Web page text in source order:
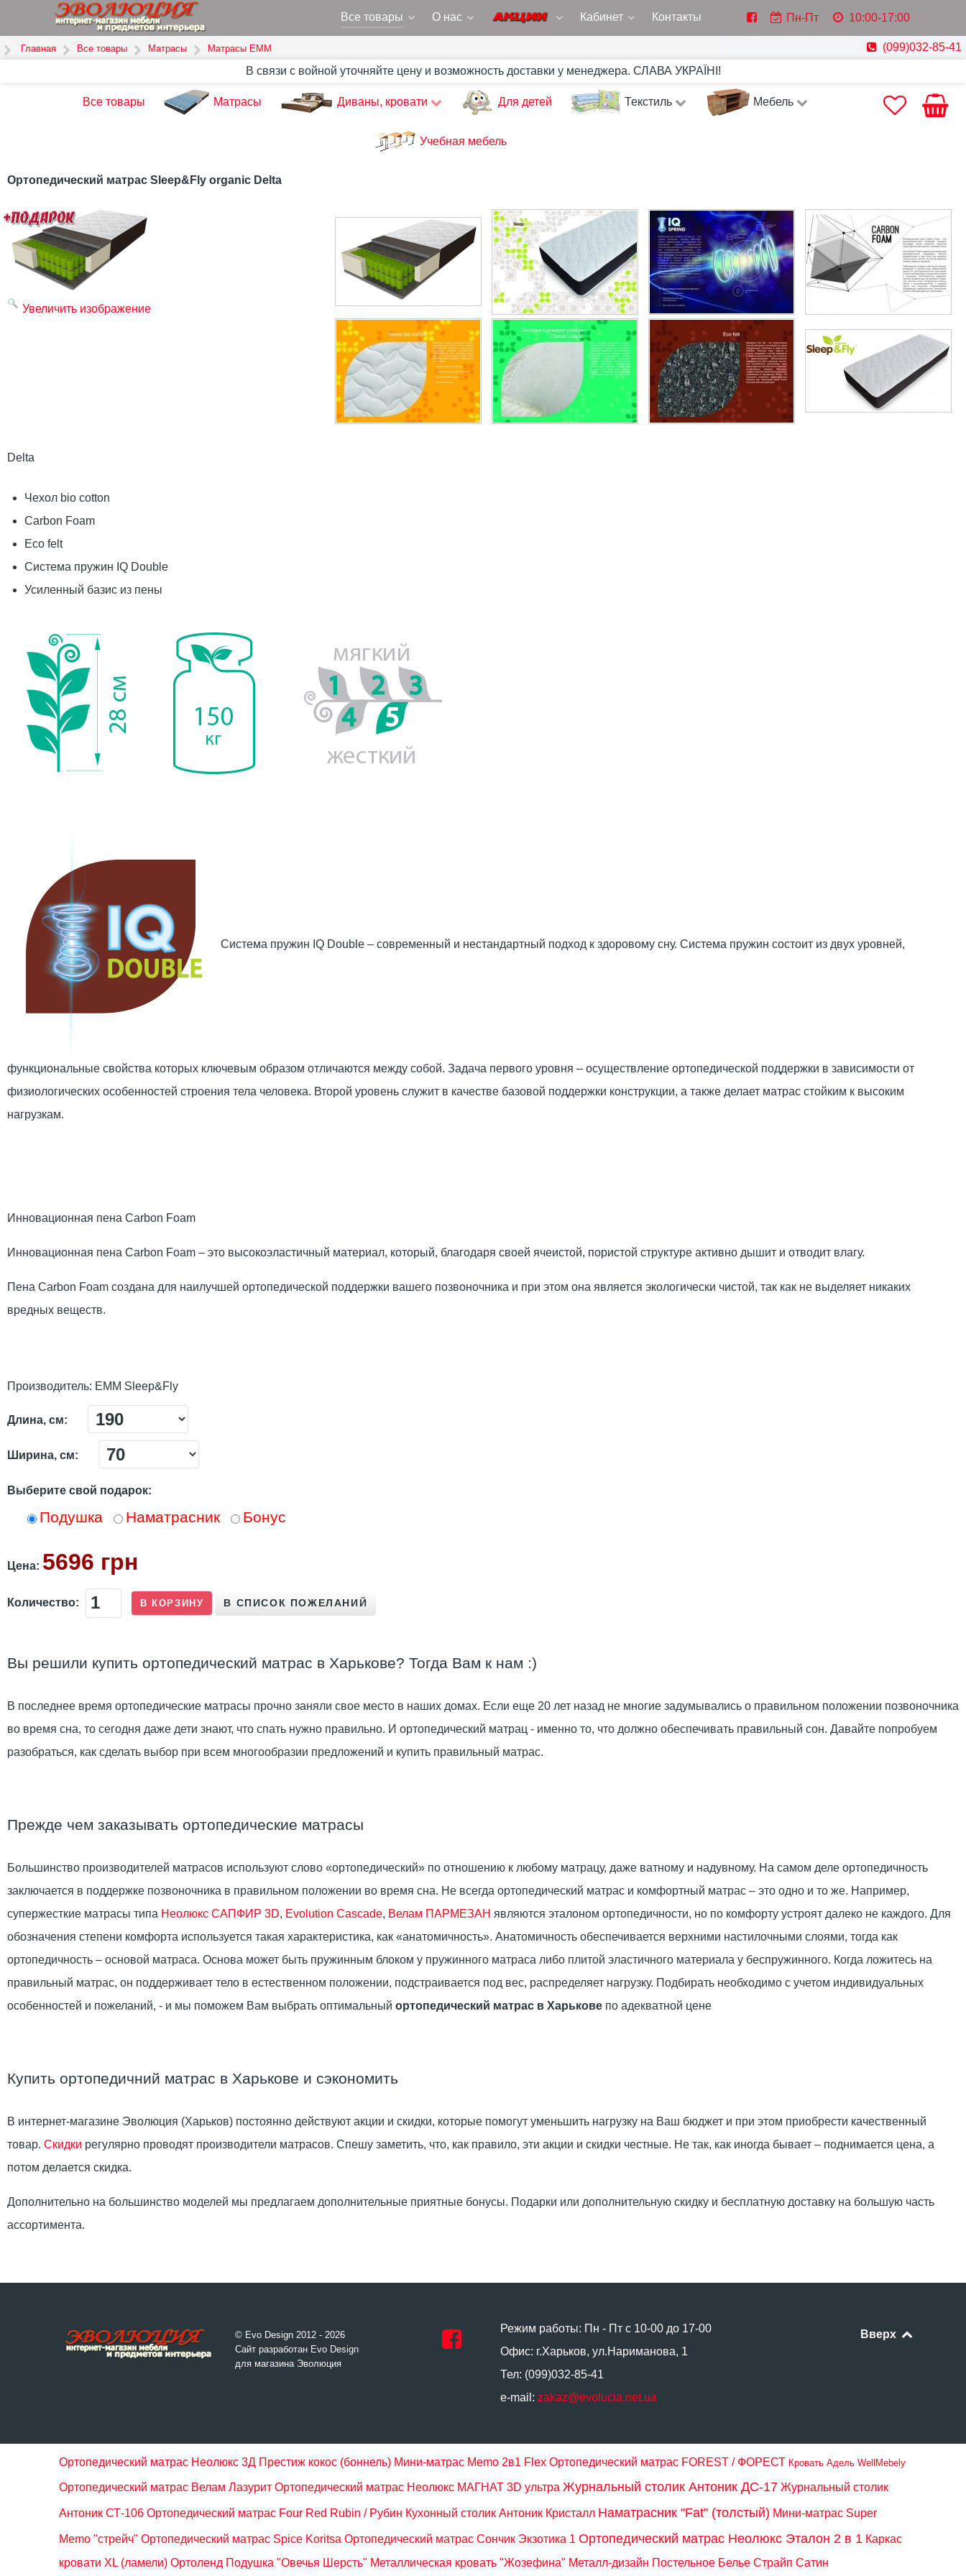
Все товары О нас Кабинет Контакты Пн-Пт 10:00-17:00
Главная Все товары Матрасы Матрасы ЕММ
(099)032-85-41
В связи с войной уточняйте цену и возможность доставки у менеджера. СЛАВА УКРАЇНІ!
Все товары Матрасы Диваны, кровати Для детей Текстиль Мебель
Учебная мебель
Ортопедический матрас Sleep&Fly organic Delta
Увеличить изображение
Delta
Чехол bio cotton
Carbon Foam
Eco felt
Система пружин IQ Double
Усиленный базис из пены
Система пружин IQ Double – современный и нестандартный подход к здоровому сну. Система пружин состоит из двух уровней,
функциональные свойства которых ключевым образом отличаются между собой. Задача первого уровня – осуществление ортопедической поддержки в зависимости от
физиологических особенностей строения тела человека. Второй уровень служит в качестве базовой поддержки конструкции, а также делает матрас стойким к высоким
нагрузкам.
Инновационная пена Carbon Foam
Инновационная пена Carbon Foam – это высокоэластичный материал, который, благодаря своей ячеистой, пористой структуре активно дышит и отводит влагу.
Пена Carbon Foam создана для наилучшей ортопедической поддержки вашего позвоночника и при этом она является экологически чистой, так как не выделяет никаких
вредных веществ.
Производитель: ЕММ Sleep&Fly
Длина, см:
Ширина, см:
Выберите свой подарок:
Подушка Наматрасник Бонус
Цена: 5696 грн
Количество:
Вы решили купить ортопедический матрас в Харькове? Тогда Вам к нам :)
В последнее время ортопедические матрасы прочно заняли свое место в наших домах. Если еще 20 лет назад не многие задумывались о правильном положении позвоночника
во время сна, то сегодня даже дети знают, что спать нужно правильно. И ортопедический матрац - именно то, что должно обеспечивать правильный сон. Давайте попробуем
разобраться, как сделать выбор при всем многообразии предложений и купить правильный матрас.
Прежде чем заказывать ортопедические матрасы
Большинство производителей матрасов используют слово «ортопедический» по отношению к любому матрацу, даже ватному и надувному. На самом деле ортопедичность
заключается в поддержке позвоночника в правильном положении во время сна. Не всегда ортопедический матрас и комфортный матрас – это одно и то же. Например,
супержесткие матрасы типа Неолюкс САПФИР 3D, Evolution Cascade, Велам ПАРМЕЗАН являются эталоном ортопедичности, но по комфорту устроят далеко не каждого. Для
обозначения степени комфорта используется такая характеристика, как «анатомичность». Анатомичность обеспечивается верхними настилочными слоями, тогда как
ортопедичность – основой матраса. Основа может быть пружинным блоком у пружинного матраса либо плитой эластичного материала у беспружинного. Когда ложитесь на
правильный матрас, он поддерживает тело в естественном положении, подстраивается под вес, распределяет нагрузку. Подбирать необходимо с учетом индивидуальных
особенностей и пожеланий, - и мы поможем Вам выбрать оптимальный ортопедический матрас в Харькове по адекватной цене
Купить ортопедичний матрас в Харькове и сэкономить
В интернет-магазине Эволюция (Харьков) постоянно действуют акции и скидки, которые помогут уменьшить нагрузку на Ваш бюджет и при этом приобрести качественный
товар. Скидки регулярно проводят производители матрасов. Спешу заметить, что, как правило, эти акции и скидки честные. Не так, как иногда бывает – поднимается цена, а
потом делается скидка.
Дополнительно на большинство моделей мы предлагаем дополнительные приятные бонусы. Подарки или дополнительную скидку и бесплатную доставку на большую часть
ассортимента.
© Evo Design 2012 - 2026
Сайт разработан Evo Design
для магазина Эволюция
Режим работы: Пн - Пт с 10-00 до 17-00
Офис: г.Харьков, ул.Нариманова, 1
Тел: (099)032-85-41
e-mail: zakaz@evolucia.net.ua
Вверх
Ортопедический матрас Неолюкс 3Д Преcтиж кокос (боннель) Мини-матрас Memo 2в1 Flex Ортопедический матрас FOREST / ФОРЕСТ Кровать Адель WellMebely
Ортопедический матрас Велам Лазурит Ортопедический матрас Неолюкс МАГНАТ 3D ультра Журнальный столик Антоник ДС-17 Журнальный столик
Антоник СТ-106 Ортопедический матрас Four Red Rubin / Рубин Кухонный столик Антоник Кристалл Наматрасник "Fat" (толстый) Мини-матрас Super
Memo "стрейч" Ортопедический матрас Spice Koritsa Ортопедический матрас Сончик Экзотика 1 Ортопедический матрас Неолюкс Эталон 2 в 1 Каркас
кровати XL (ламели) Ортоленд Подушка "Овечья Шерсть" Металлическая кровать "Жозефина" Металл-дизайн Постельное Белье Страйп Сатин